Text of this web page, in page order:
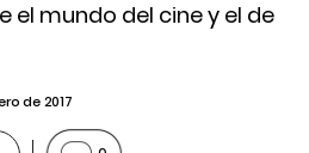
el mundo del cine y el de
de 2017